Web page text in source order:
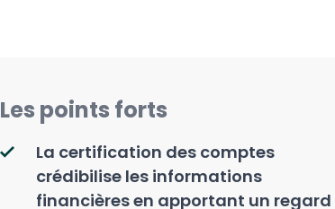
Les points forts
La certification des comptes
crédibilise les informations
financières en apportant un regard